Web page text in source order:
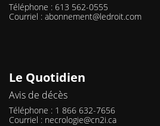
Téléphone : 613 562-0555
Courriel : abonnement@ledroit.com
Le Quotidien
Avis de décès
Téléphone : 1 866 632-7656
Courriel : necrologie@cn2i.ca